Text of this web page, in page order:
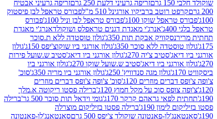
זריפה גרעיני דלעת 250 גרם
זריפה גרעיני אבטיח
רוטב ברביקיו אורגינל 510 מ"ל
פבורס טראפל לבן פיסטוק
שוקו 100ג'
פבורס טראפל לבן וניל 100ג'
פבורס
אנרג'י מאגדת דגנים טראפלס ושוקולדאנרג'י מאגדת
נסקוויק אבקת תות 350ג'
גולון טוסטדה ללא ת.סוכר
ללא סוכר 350ג'
גולון אורגני ביו שוקוצ'יפס 150ג'
גולון
צ'יה 270ג'
גולון אורגני ביו דיאג'סטיב ש.שועל פירות
ביו דיאג'סטיב ש.שועל שוקו 270ג'
גולון אורגני ביו
גולון מגה סנדוויץ' 250ג'
גולון אורגני ביו מריה 350ג'
סוכ'
מוזרים 120ג'
סוכ' צ'ופה צ'ופס דברים מוזרים
סוכ על מקל חמוץ 120ג'
ברילה פסטו ריקוטה א.מלך
לפאי גראהם קרקר 170ג'
גומי וידאל תות סוכר 500 גר'
ברילה
לימון 190ג'
ברילה פסטו בזיליקום מוצרלה
פאנטונה שוקולד צ'יפס 500 גרם
סאנטאנג'לו-פאנטונה